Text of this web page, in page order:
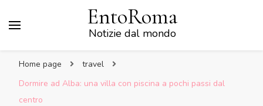
EntoRoma
Notizie dal mondo
Home page
travel
Dormire ad Alba: una villa con piscina a pochi passi dal
centro